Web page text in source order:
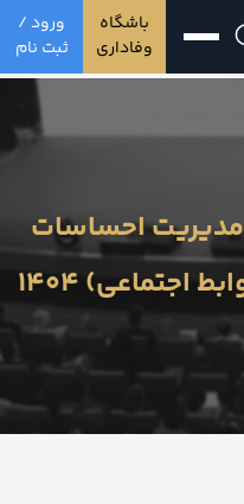
باشگاه
وفاداری
ورود /
ثبت نام
احساسات
1404